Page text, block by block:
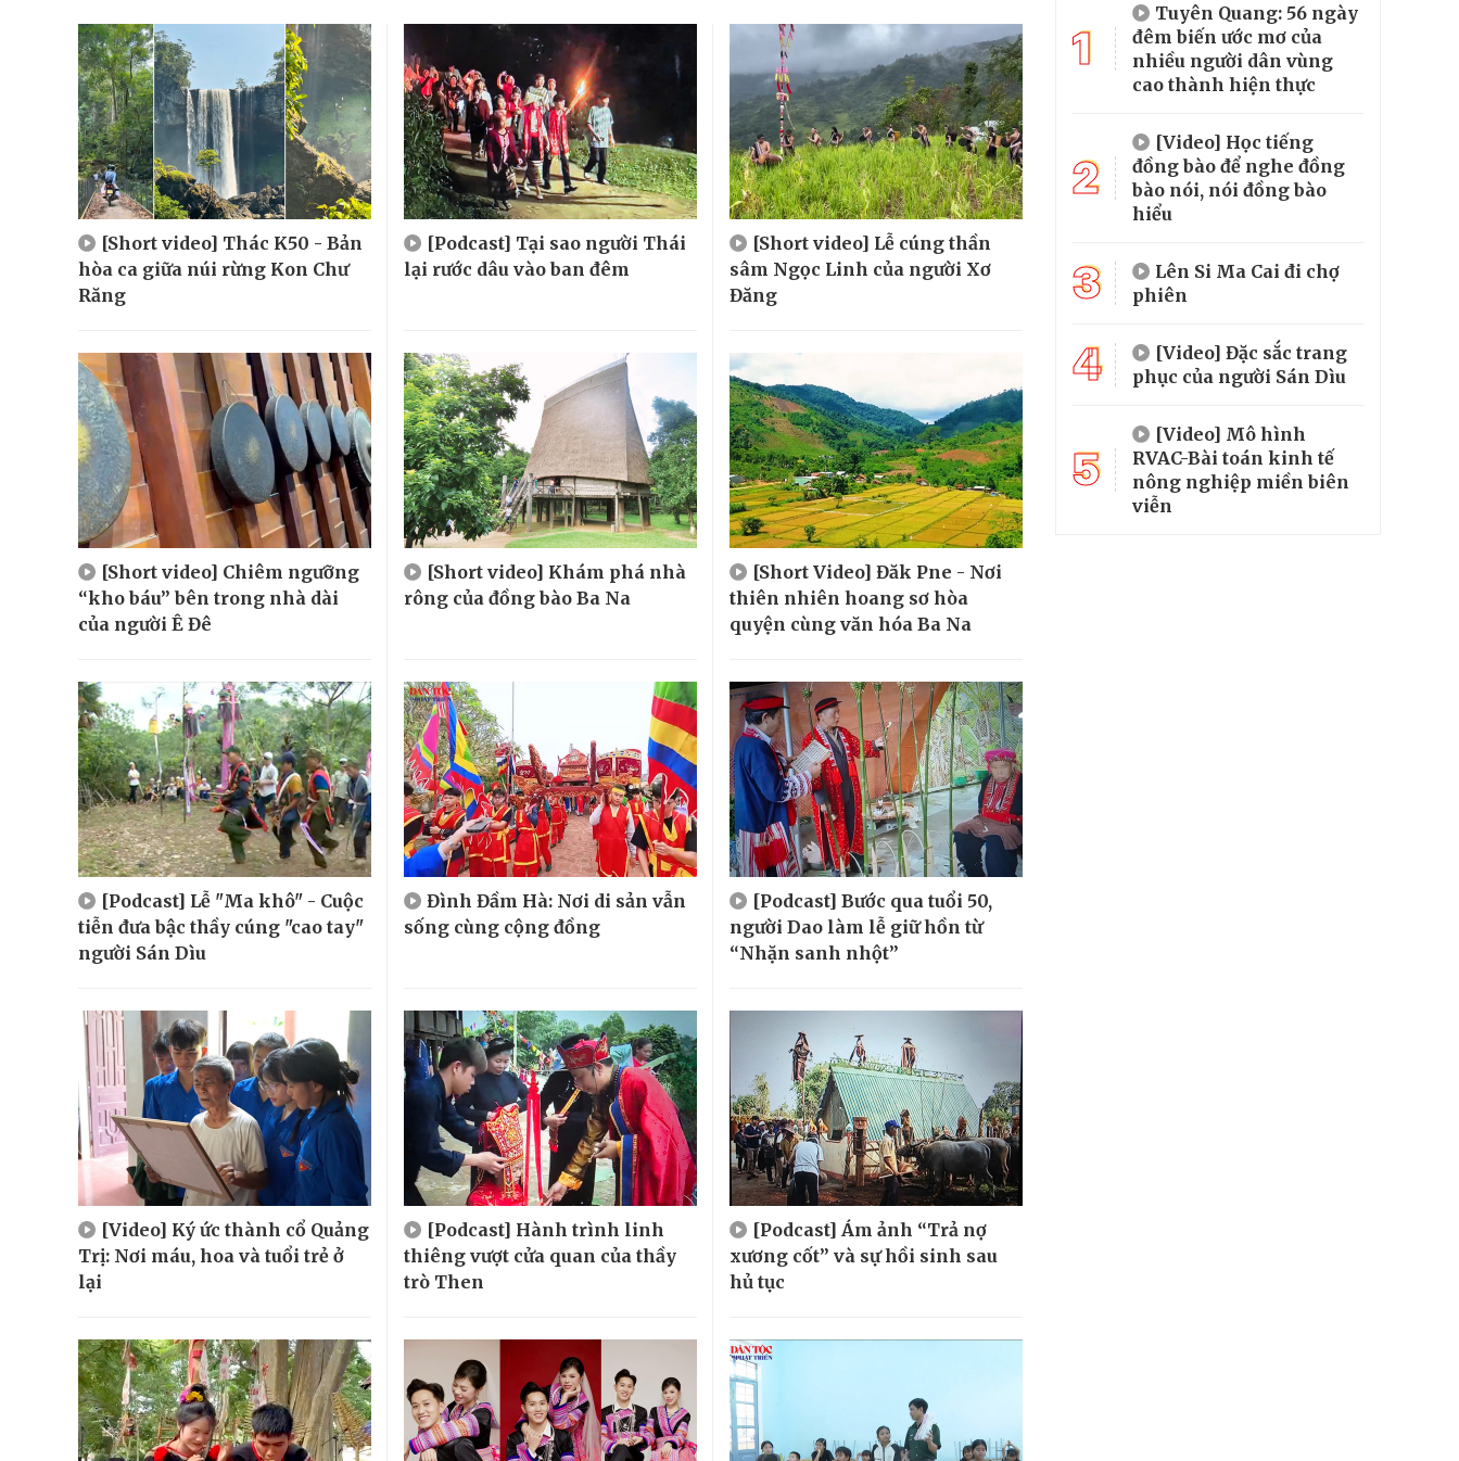
[Short video] Thác K50 - Bản
hòa ca giữa núi rừng Kon Chư
Răng
[Podcast] Tại sao người Thái
lại rước dâu vào ban đêm
[Short video] Lễ cúng thần
sâm Ngọc Linh của người Xơ
Đăng
[Short video] Chiêm ngưỡng
“kho báu” bên trong nhà dài
của người Ê Đê
[Short video] Khám phá nhà
rông của đồng bào Ba Na
[Short Video] Đăk Pne - Nơi
thiên nhiên hoang sơ hòa
quyện cùng văn hóa Ba Na
[Podcast] Lễ "Ma khô" - Cuộc
tiễn đưa bậc thầy cúng "cao tay"
người Sán Dìu
Đình Đầm Hà: Nơi di sản vẫn
sống cùng cộng đồng
[Podcast] Bước qua tuổi 50,
người Dao làm lễ giữ hồn từ
“Nhặn sanh nhột”
[Video] Ký ức thành cổ Quảng
Trị: Nơi máu, hoa và tuổi trẻ ở
lại
[Podcast] Hành trình linh
thiêng vượt cửa quan của thầy
trò Then
[Podcast] Ám ảnh “Trả nợ
xương cốt” và sự hồi sinh sau
hủ tục
1
Tuyên Quang: 56 ngày
đêm biến ước mơ của
nhiều người dân vùng
cao thành hiện thực
2
[Video] Học tiếng
đồng bào để nghe đồng
bào nói, nói đồng bào
hiểu
3
Lên Si Ma Cai đi chợ
phiên
4
[Video] Đặc sắc trang
phục của người Sán Dìu
5
[Video] Mô hình
RVAC-Bài toán kinh tế
nông nghiệp miền biên
viễn